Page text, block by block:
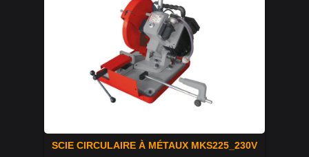
SCIE CIRCULAIRE À MÉTAUX MKS225_230V